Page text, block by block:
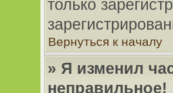
только
Вернуться к началу
» Я изменил
неправильное!